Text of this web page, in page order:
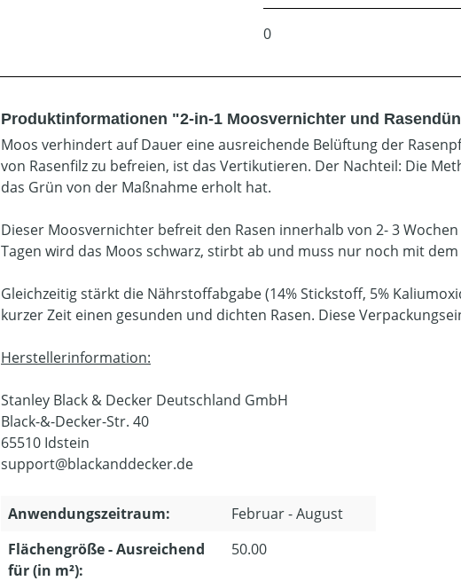
0
Produktinformationen "2-in-1 Moosvernichter und
Moos verhindert auf Dauer eine ausreichende Belüftung der
von Rasenfilz zu befreien, ist das Vertikutieren. Der Nachteil: Die
das Grün von der Maßnahme erholt hat.
Dieser Moosvernichter befreit den Rasen innerhalb von 2- 3
Tagen wird das Moos schwarz, stirbt ab und muss nur noch mit
Gleichzeitig stärkt die Nährstoffabgabe (14% Stickstoff, 5%
kurzer Zeit einen gesunden und dichten Rasen. Diese
Herstellerinformation:
Stanley Black & Decker Deutschland GmbH
Black-&-Decker-Str. 40
65510 Idstein
support@blackanddecker.de
Anwendungszeitraum:
Februar - August
Flächengröße - Ausreichend
für (in m²):
50.00